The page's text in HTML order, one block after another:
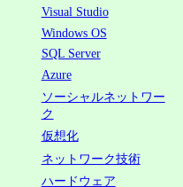
Visual Studio
Windows OS
SQL Server
Azure
ソーシャルネットワー
ク
仮想化
ネットワーク技術
ハードウェア